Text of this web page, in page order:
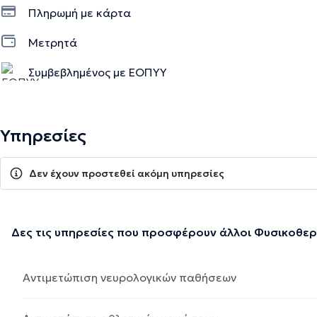
Πληρωμή με κάρτα
Μετρητά
Συμβεβλημένος με ΕΟΠΥΥ
Υπηρεσίες
Δεν έχουν προστεθεί ακόμη υπηρεσίες
Δες τις υπηρεσίες που προσφέρουν άλλοι
Αντιμετώπιση νευρολογικών παθήσεων